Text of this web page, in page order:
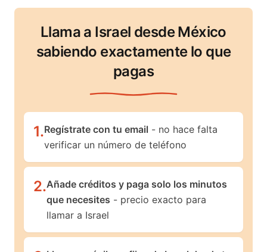
Llama a Israel desde México
sabiendo exactamente lo que
pagas
1.Regístrate con tu email - no hace falta
verificar un número de teléfono
2.Añade créditos y paga solo los minutos
que necesites - precio exacto para
llamar a Israel